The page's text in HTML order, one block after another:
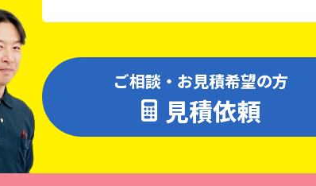
ご相談・お見積希望の方
見積依頼